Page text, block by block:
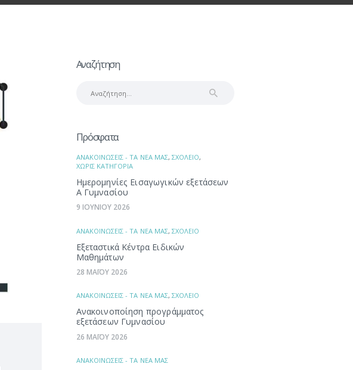
Αναζήτηση
Πρόσφατα
ΑΝΑΚΟΙΝΩΣΕΙΣ - ΤΑ ΝΕΑ ΜΑΣ,ΣΧΟΛΕΙΟ,
ΧΩΡΙΣ ΚΑΤΗΓΟΡΙΑ
Ημερομηνίες Εισαγωγικών εξετάσεων
Α Γυμνασίου
9 ΙΟΥΝΙΟΥ 2026
ΑΝΑΚΟΙΝΩΣΕΙΣ - ΤΑ ΝΕΑ ΜΑΣ,ΣΧΟΛΕΙΟ
Εξεταστικά Κέντρα Ειδικών
Μαθημάτων
28 ΜΑΪΟΥ 2026
ΑΝΑΚΟΙΝΩΣΕΙΣ - ΤΑ ΝΕΑ ΜΑΣ,ΣΧΟΛΕΙΟ
Ανακοινοποίηση προγράμματος
εξετάσεων Γυμνασίου
26 ΜΑΪΟΥ 2026
ΑΝΑΚΟΙΝΩΣΕΙΣ - ΤΑ ΝΕΑ ΜΑΣ